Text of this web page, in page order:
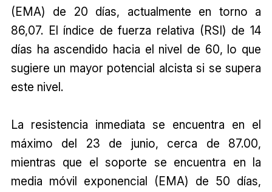
(EMA) de 20 días, actualmente en torno a
₹86,07. El índice de fuerza relativa (RSI) de 14
días ha ascendido hacia el nivel de 60, lo que
sugiere un mayor potencial alcista si se supera
este nivel.
La resistencia inmediata se encuentra en el
máximo del 23 de junio, cerca de ₹87.00,
mientras que el soporte se encuentra en la
media móvil exponencial (EMA) de 50 días,